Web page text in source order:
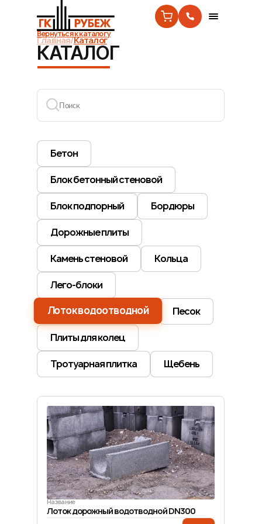
Вернуться к каталогу
Главная/Каталог
КАТАЛОГ
Поиск
Бетон
Блок бетонный стеновой
Блок подпорный Бордюры
Дорожные плиты
Камень стеновой Кольца
Лего-блоки
Лоток водоотводной Песок
Плиты для колец
Тротуарная плитка Щебень
Название
Лоток дорожный водотводной DN300